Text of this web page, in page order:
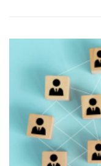
也讓是方董事會決議祭